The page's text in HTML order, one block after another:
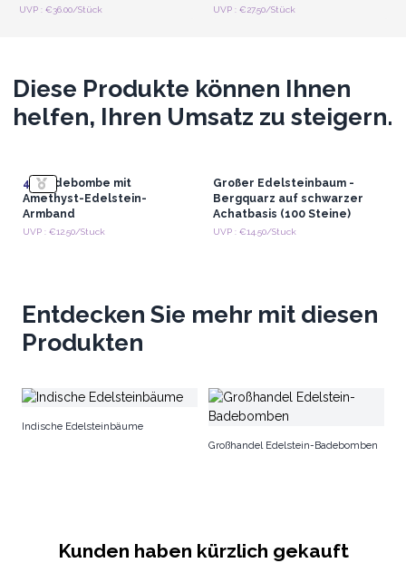
UVP : €36.00/Stück UVP : €27.50/Stück
Diese Produkte können Ihnen
helfen, Ihren Umsatz zu steigern.
4x Badebombe mit
Amethyst-Edelstein-
Armband
UVP : €12.50/Stuck
Großer Edelsteinbaum -
Bergquarz auf schwarzer
Achatbasis (100 Steine)
UVP : €14.50/Stuck
Entdecken Sie mehr mit diesen
Produkten
Indische Edelsteinbäume
Großhandel Edelstein-Badebomben
Kunden haben kürzlich gekauft